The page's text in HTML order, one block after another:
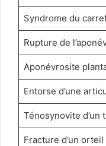
Syndrome du
Rupture de
Aponévrosite
Entorse d’une
Ténosynovite
Fracture d’un